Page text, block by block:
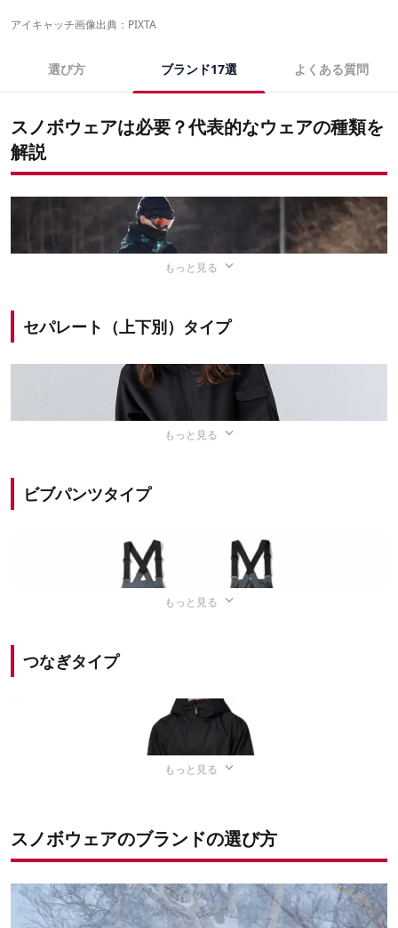
こちらの記事と動画もおすすめ
アイキャッチ画像出典：PIXTA
選び方 ブランド17選 よくある質問
スノボウェアは必要？代表的なウェアの種類を
解説
スノボウェアはスノーボードを楽しむうえで、
身を守り、体温を保持してくれるアイテム。
ダウンジャケットやベンチコートなどでは、防水性・防風
性に不安が多く、雪の上で激しく動くスノーボードには不
スノボウェアは大きく分けて3つの種類
もっと見る
セパレート（上下別）タイプ
出典：楽天市場
上下のウェアが別々になっているタイ
のスノボウェア。上下が分かれているため、
をしたり、トイレを手軽に済ませられるのが特
購入できることが多く、 コーディネートを組みやすい点も
ただし、セパレートタイプは後述のビブパンツタイプ・つ
もっと見る
ビブパンツタイプ
ビブパンツタイプは、 オーバーオールスタイルのサスペン
で、腰の部分から雪が入り込まないのが特徴です。
もっと見る
つなぎタイプ
もっと見る
スノボウェアのブランドの選び方